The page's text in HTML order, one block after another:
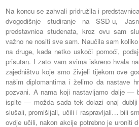
Na koncu se zahvali pridružila i
dvogodišnje studiranje na SSD-u,
predstavnica studenata, kroz ovu sam
važno ne nositi sve sam. Naučila sam
na druge, kada netko uskoči pomoći,
prisutan. I zato vam svima iskreno hvala
zajedništvu koje smo živjeli tijekom ove
našim diplomantima i želimo da nastave
pozvani. A nama koji nastavljamo dalje —
ispite — možda sada tek dolazi onaj
slušali, promišljali, učili i raspravljali… bili
ovdje učili, nakon akcije potrebno je